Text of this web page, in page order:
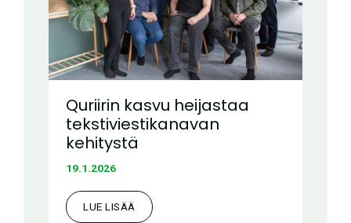
Quriirin kasvu heijastaa
tekstiviestikanavan
kehitystä
19.1.2026
LUE LISÄÄ